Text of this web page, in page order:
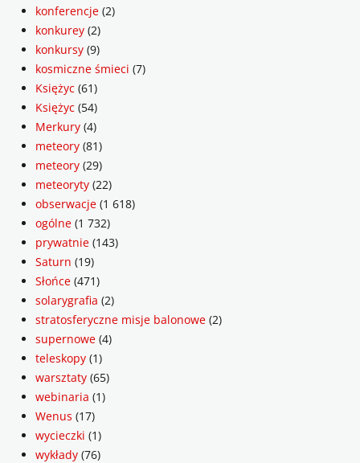
konferencje (2)
konkurey (2)
konkursy (9)
kosmiczne śmieci (7)
Księżyc (61)
Księżyc (54)
Merkury (4)
meteory (81)
meteory (29)
meteoryty (22)
obserwacje (1 618)
ogólne (1 732)
prywatnie (143)
Saturn (19)
Słońce (471)
solarygrafia (2)
stratosferyczne misje balonowe (2)
supernowe (4)
teleskopy (1)
warsztaty (65)
webinaria (1)
Wenus (17)
wycieczki (1)
wykłady (76)